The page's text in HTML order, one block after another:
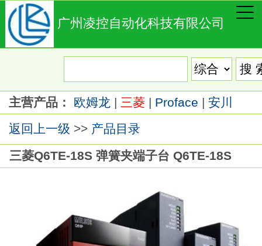
广州凌控自动化科技有限公司
主营产品： 欧姆龙 | 三菱 | Proface | 安川
返回上一级 >> 产品目录
三菱Q6TE-18S 弹簧夹端子台 Q6TE-18S